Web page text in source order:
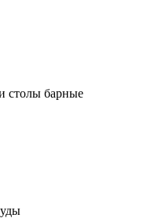
столы барные